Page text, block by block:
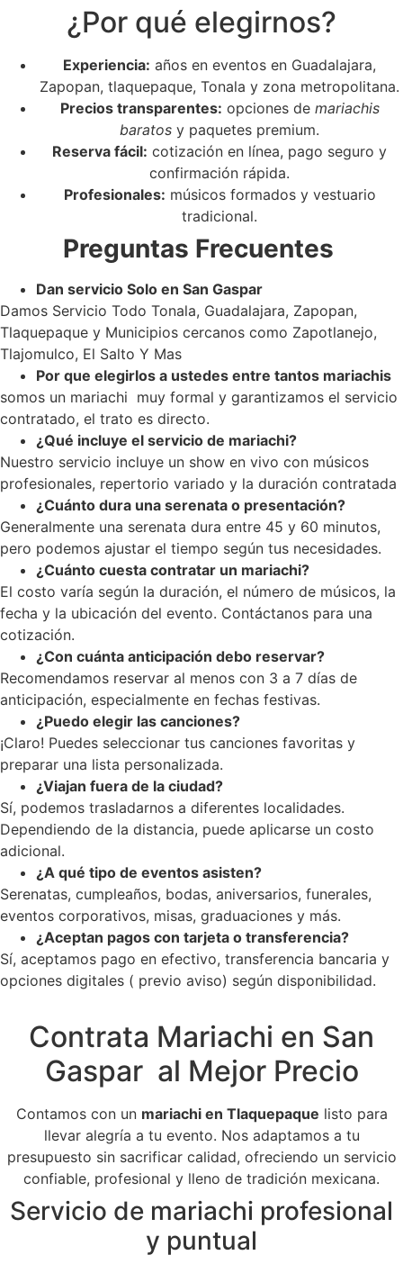
¿Por qué elegirnos?
Experiencia: años en eventos en Guadalajara,
Zapopan, tlaquepaque, Tonala y zona metropolitana.
Precios transparentes: opciones de mariachis
baratos y paquetes premium.
Reserva fácil: cotización en línea, pago seguro y
confirmación rápida.
Profesionales: músicos formados y vestuario
tradicional.
Preguntas Frecuentes
Dan servicio Solo en San Gaspar
Damos Servicio Todo Tonala, Guadalajara, Zapopan,
Tlaquepaque y Municipios cercanos como Zapotlanejo,
Tlajomulco, El Salto Y Mas
Por que elegirlos a ustedes entre tantos mariachis
somos un mariachi muy formal y garantizamos el servicio
contratado, el trato es directo.
¿Qué incluye el servicio de mariachi?
Nuestro servicio incluye un show en vivo con músicos
profesionales, repertorio variado y la duración contratada
¿Cuánto dura una serenata o presentación?
Generalmente una serenata dura entre 45 y 60 minutos,
pero podemos ajustar el tiempo según tus necesidades.
¿Cuánto cuesta contratar un mariachi?
El costo varía según la duración, el número de músicos, la
fecha y la ubicación del evento. Contáctanos para una
cotización.
¿Con cuánta anticipación debo reservar?
Recomendamos reservar al menos con 3 a 7 días de
anticipación, especialmente en fechas festivas.
¿Puedo elegir las canciones?
¡Claro! Puedes seleccionar tus canciones favoritas y
preparar una lista personalizada.
¿Viajan fuera de la ciudad?
Sí, podemos trasladarnos a diferentes localidades.
Dependiendo de la distancia, puede aplicarse un costo
adicional.
¿A qué tipo de eventos asisten?
Serenatas, cumpleaños, bodas, aniversarios, funerales,
eventos corporativos, misas, graduaciones y más.
¿Aceptan pagos con tarjeta o transferencia?
Sí, aceptamos pago en efectivo, transferencia bancaria y
opciones digitales ( previo aviso) según disponibilidad.
Contrata Mariachi en San
Gaspar al Mejor Precio
Contamos con un mariachi en Tlaquepaque listo para
llevar alegría a tu evento. Nos adaptamos a tu
presupuesto sin sacrificar calidad, ofreciendo un servicio
confiable, profesional y lleno de tradición mexicana.
Servicio de mariachi profesional
y puntual